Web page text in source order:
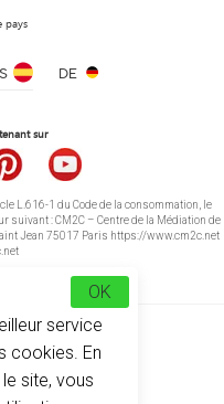
pays
DE
sur
L.616-1 du Code de la consommation, le
: CM2C – Centre de la Médiation de
Jean 75017 Paris https://www.cm2c.net
service
cookies. En
site, vous
OK